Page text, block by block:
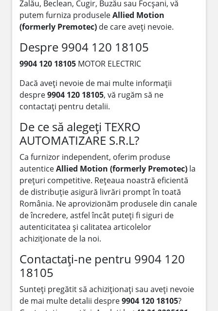
Zalău, Beclean, Cugir, Buzău sau Focșani, vă
putem furniza produseleAllied Motion
(formerly Premotec) de care aveți nevoie.
Despre 9904 120 18105
9904 120 18105 MOTOR ELECTRIC
Dacă aveți nevoie de mai multe informații
despre9904 120 18105, vă rugăm să ne
contactați pentru detalii.
De ce să alegeți TEXRO
AUTOMATIZARE S.R.L?
Ca furnizor independent, oferim produse
autenticeAllied Motion (formerly Premotec) la
prețuri competitive. Rețeaua noastră eficientă
de distribuție asigură livrări prompt în toată
România. Ne aprovizionăm produsele din canale
de încredere, astfel încât puteți fi siguri de
autenticitatea și calitatea articolelor
achiziționate de la noi.
Contactați-ne pentru 9904 120
18105
Sunteți pregătit să achiziționați sau aveți nevoie
de mai multe detalii despre9904 120 18105?